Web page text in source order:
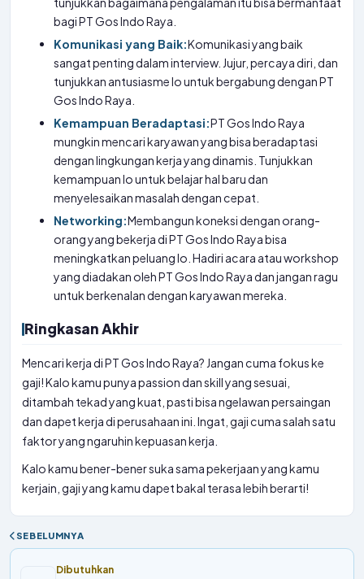
bagi PT Gos Indo Raya.
Komunikasi yang Baik:Komunikasi yang baik
sangat penting dalam interview. Jujur, percaya diri, dan
tunjukkan antusiasme lo untuk bergabung dengan PT
Gos Indo Raya.
Kemampuan Beradaptasi:PT Gos Indo Raya
mungkin mencari karyawan yang bisa beradaptasi
dengan lingkungan kerja yang dinamis. Tunjukkan
kemampuan lo untuk belajar hal baru dan
menyelesaikan masalah dengan cepat.
Networking:Membangun koneksi dengan orang-
orang yang bekerja di PT Gos Indo Raya bisa
meningkatkan peluang lo. Hadiri acara atau workshop
yang diadakan oleh PT Gos Indo Raya dan jangan ragu
untuk berkenalan dengan karyawan mereka.
Ringkasan Akhir
Mencari kerja di PT Gos Indo Raya? Jangan cuma fokus ke
gaji! Kalo kamu punya passion dan skill yang sesuai,
ditambah tekad yang kuat, pasti bisa ngelawan persaingan
dan dapet kerja di perusahaan ini. Ingat, gaji cuma salah satu
faktor yang ngaruhin kepuasan kerja.
Kalo kamu bener-bener suka sama pekerjaan yang kamu
kerjain, gaji yang kamu dapet bakal terasa lebih berarti!
SEBELUMNYA
Dibutuhkan